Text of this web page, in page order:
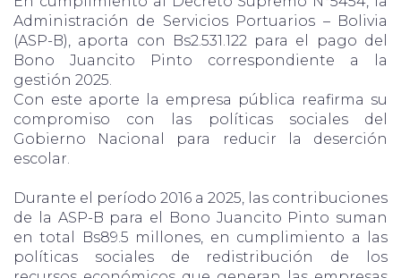
Administración de Servicios Portuarios – Bolivia
(ASP-B), aporta con Bs2.531.122 para el pago del
Bono Juancito Pinto correspondiente a la
gestión 2025.
Con este aporte la empresa pública reafirma su
compromiso con las políticas sociales del
Gobierno Nacional para reducir la deserción
escolar.
Durante el período 2016 a 2025, las contribuciones
de la ASP-B para el Bono Juancito Pinto suman
en total Bs89.5 millones, en cumplimiento a las
políticas sociales de redistribución de los